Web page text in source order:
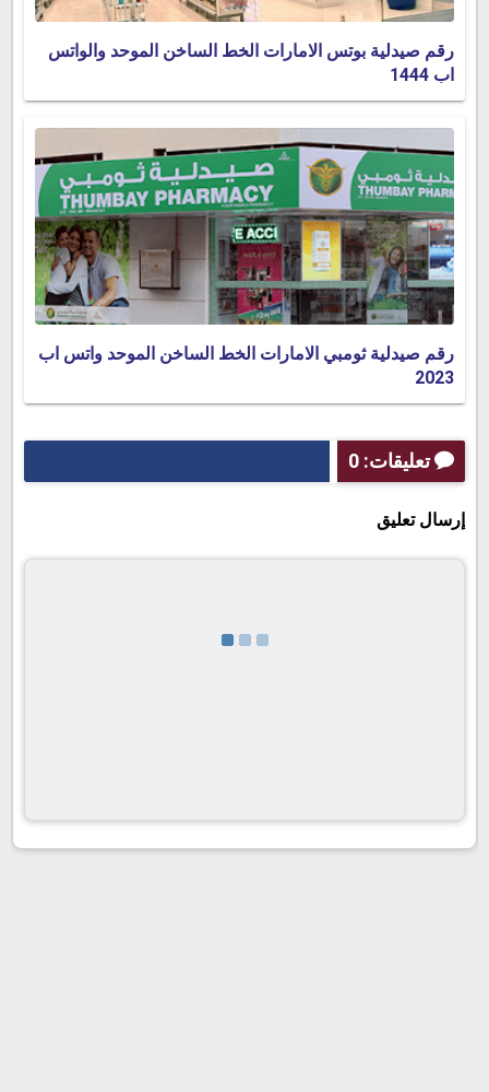
رقم صيدلية بوتس الامارات الخط الساخن الموحد والواتس
اب 1444
رقم صيدلية ثومبي الامارات الخط الساخن الموحد واتس اب
2023
تعليقات: 0
إرسال تعليق